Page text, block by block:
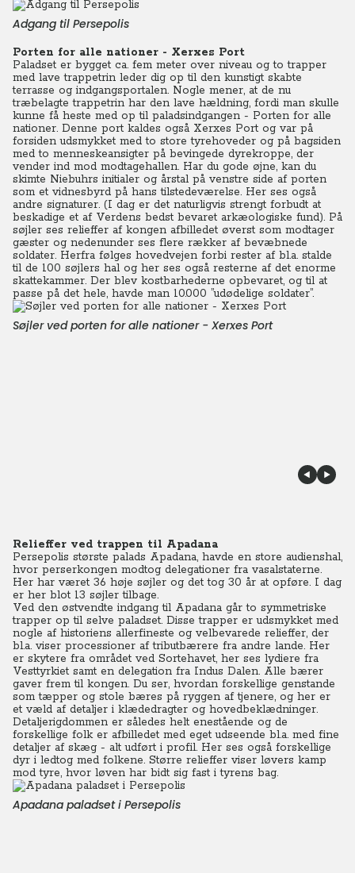
Adgang til Persepolis
Porten for alle nationer - Xerxes Port
Paladset er bygget ca. fem meter over niveau og to trapper
med lave trappetrin leder dig op til den kunstigt skabte
terrasse og indgangsportalen. Nogle mener, at de nu
træbelagte trappetrin har den lave hældning, fordi man skulle
kunne få heste med op til paladsindgangen - Porten for alle
nationer. Denne port kaldes også Xerxes Port og var på
forsiden udsmykket med to store tyrehoveder og på bagsiden
med to menneskeansigter på bevingede dyrekroppe, der
vender ind mod modtagehallen. Har du gode øjne, kan du
skimte Niebuhrs initialer og årstal på venstre side af porten
som et vidnesbyrd på hans tilstedeværelse. Her ses også
andre signaturer. (I dag er det naturligvis strengt forbudt at
beskadige et af Verdens bedst bevaret arkæologiske fund). På
søjler ses relieffer af kongen afbilledet øverst som modtager
gæster og nedenunder ses flere rækker af bevæbnede
soldater. Herfra følges hovedvejen forbi rester af bl.a. stalde
til de 100 søjlers hal og her ses også resterne af det enorme
skattekammer. Der blev kostbarhederne opbevaret, og til at
passe på det hele, havde man 10.000 ”udødelige soldater”.
Søjler ved porten for alle nationer - Xerxes Port
Relieffer ved trappen til Apadana
Persepolis største palads Apadana, havde en store audienshal,
hvor perserkongen modtog delegationer fra vasalstaterne.
Her har været 36 høje søjler og det tog 30 år at opføre. I dag
er her blot 13 søjler tilbage.
Ved den østvendte indgang til Apadana går to symmetriske
trapper op til selve paladset. Disse trapper er udsmykket med
nogle af historiens allerfineste og velbevarede relieffer, der
bl.a. viser processioner af tributbærere fra andre lande. Her
er skytere fra området ved Sortehavet, her ses lydiere fra
Vesttyrkiet samt en delegation fra Indus Dalen. Alle bærer
gaver frem til kongen. Du ser, hvordan forskellige genstande
som tæpper og stole bæres på ryggen af tjenere, og her er
et væld af detaljer i klædedragter og hovedbeklædninger.
Detaljerigdommen er således helt enestående og de
forskellige folk er afbilledet med eget udseende bl.a. med fine
detaljer af skæg - alt udført i profil. Her ses også forskellige
dyr i ledtog med folkene. Større relieffer viser løvers kamp
mod tyre, hvor løven har bidt sig fast i tyrens bag.
Apadana paladset i Persepolis